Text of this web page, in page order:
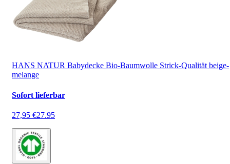
HANS NATUR Babydecke Bio-Baumwolle Strick-Qualität beige-
melange
Sofort lieferbar
27,95 €27.95